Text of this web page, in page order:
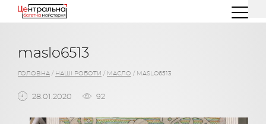
maslo6513
ГОЛОВНА / НАШІ РОБОТИ / МАСЛО / MASLO6513
28.01.2020 92